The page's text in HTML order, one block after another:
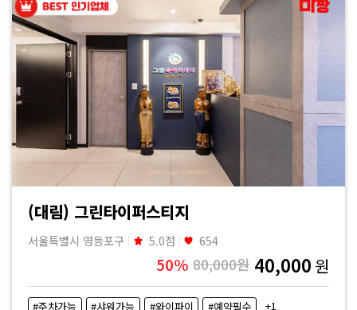
(대림) 그린타이퍼스티지
서울특별시 영등포구 5.0점 654
50% 80,000원 40,000 원
#주차가능 #샤워가능 #와이파이 #예약필수 +1